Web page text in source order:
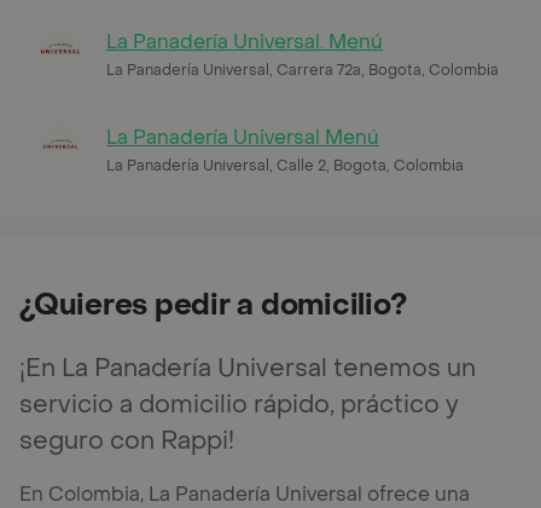
La Panadería Universal. Menú
La Panadería Universal, Carrera 72a, Bogota, Colombia
La Panadería Universal Menú
La Panadería Universal, Calle 2, Bogota, Colombia
¿Quieres pedir a domicilio?
¡En La Panadería Universal tenemos un
servicio a domicilio rápido, práctico y
seguro con Rappi!
En Colombia, La Panadería Universal ofrece una